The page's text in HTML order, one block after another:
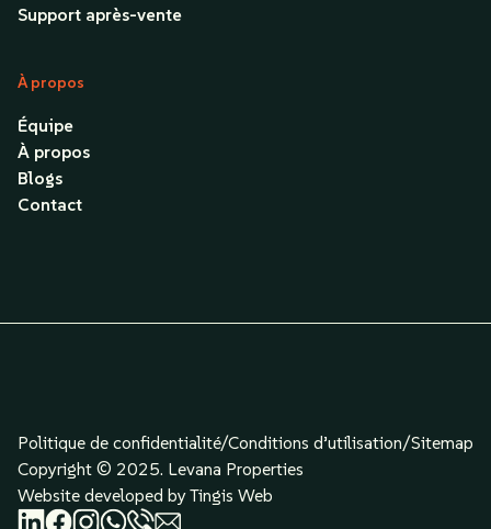
Support après-vente
À propos
Équipe
À propos
Blogs
Contact
Politique de confidentialité/Conditions d’utilisation/Sitemap
Copyright © 2025. Levana Properties
Website developed by Tingis Web